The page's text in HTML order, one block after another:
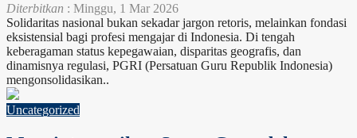
Diterbitkan : Minggu, 1 Mar 2026
Solidaritas nasional bukan sekadar jargon retoris, melainkan fondasi
eksistensial bagi profesi mengajar di Indonesia. Di tengah
keberagaman status kepegawaian, disparitas geografis, dan
dinamisnya regulasi, PGRI (Persatuan Guru Republik Indonesia)
mengonsolidasikan..
Uncategorized